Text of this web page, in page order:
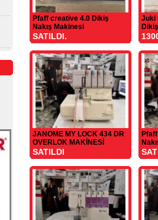
Pfaff creative 4.0 Dikiş
Nakış Makinesi
SATILDI.
Juki
JANOME MY LOCK 434 DR
OVERLOK MAKİNESİ
SATILDI